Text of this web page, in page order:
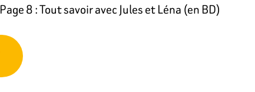
Page 8 : Tout savoir avec Jules et Léna (en BD)